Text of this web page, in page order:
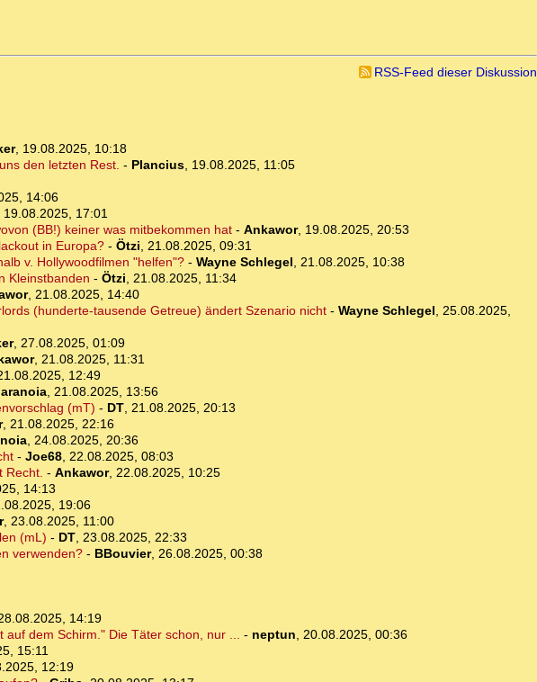
RSS-Feed dieser Diskussion
, 19.08.2025, 10:18
den letzten Rest. - Plancius, 19.08.2025, 11:05
14:06
19.08.2025, 17:01
(BB!) keiner was mitbekommen hat- Ankawor, 19.08.2025, 20:53
in Europa?- Ötzi, 21.08.2025, 09:31
v. Hollywoodfilmen "helfen"?- Wayne Schlegel, 21.08.2025, 10:38
Kleinstbanden - Ötzi, 21.08.2025, 11:34
, 21.08.2025, 14:40
(hunderte-tausende Getreue) ändert Szenario nicht- Wayne Schlegel, 25.08.2025,
, 27.08.2025, 01:09
, 21.08.2025, 11:31
12:49
, 21.08.2025, 13:56
(mT) - DT, 21.08.2025, 20:13
, 21.08.2025, 22:16
, 24.08.2025, 20:36
- Joe68, 22.08.2025, 08:03
Recht. - Ankawor, 22.08.2025, 10:25
14:13
19:06
, 23.08.2025, 11:00
(mL) - DT, 23.08.2025, 22:33
verwenden?- BBouvier, 26.08.2025, 00:38
14:19
dem Schirm." Die Täter schon, nur ... - neptun, 20.08.2025, 00:36
15:11
12:19